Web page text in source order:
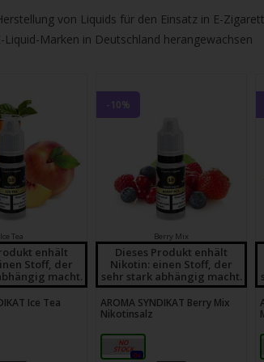
von Liquids für den Einsatz in E-
Marken in Deutschland herangewachsen
Ice Tea
enhält
Stoff, der
macht.
Ice Tea
-10%
Berry Mix
Dieses Produkt enhält
Nikotin: einen Stoff, der
sehr stark abhängig macht.
AROMA SYNDIKAT Berry Mix
Nikotinsalz
18mg
0x